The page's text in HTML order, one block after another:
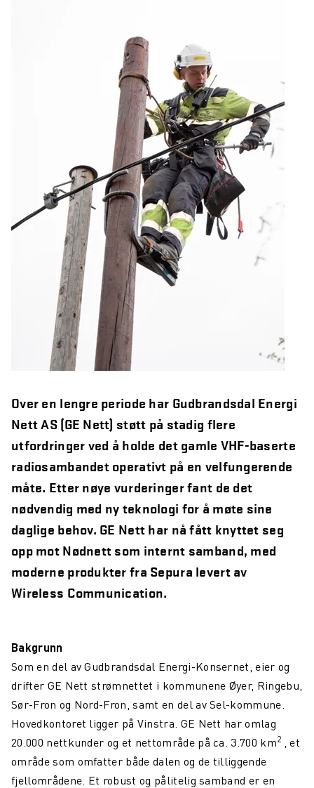
Northcom skal levere kommersielle radio- og 5G-
systemer til Forsvaret
Sepura SCL3 – håndterminal for virksomhetskritisk
INVISIO Link™ – trådløs intercom for maksimal mobilitet
og sikker kommunikasjon
Hedmarken brannvesen satser på moderne kommunikasjon
og bedre hørselvern
Rogaland Røde Kors velger Northcoms innsatsledekit
Kristiansand Brann og Redning satser på sikkerhet, INVISIO
rulles ut til både heltids- og deltidsstasjoner.
TETRA i et 10-årsperspektiv – hva skjer fremover?
Northcom News #6
Aars investerer i Northcom
Northcom News #5
Northcom vant ny rammeavtale med HDO
Northcom deltar på DALO Industry Days 2024
Avinor og Oslo Lufthavn: Sikrer God Hørsel og
Kommunikasjon i Støyfylte Miljøer
Northcom inngår partnerskap med Peplink og Starlink
Northcom og Nokia går sammen for å levere kritiske
kommunikasjonsnettverk
Northcom News #4
En datadrevet digital maritim revolusjon
Northcom deltar på OTD Energy 2023 i Stavanger
Over en lengre periode har Gudbrandsdal Energi
Nett AS (GE Nett) støtt på stadig flere
utfordringer ved å holde det gamle VHF-baserte
radiosambandet operativt på en velfungerende
måte. Etter nøye vurderinger fant de det
nødvendig med ny teknologi for å møte sine
daglige behov. GE Nett har nå fått knyttet seg
opp mot Nødnett som internt samband, med
moderne produkter fra Sepura levert av
Wireless Communication.
Bakgrunn
Som en del av Gudbrandsdal Energi-Konsernet, eier og
drifter GE Nett strømnettet i kommunene Øyer, Ringebu,
Sør-Fron og Nord-Fron, samt en del av Sel-kommune.
Hovedkontoret ligger på Vinstra. GE Nett har omlag
20.000 nettkunder og et nettområde på ca. 3.700 km2 , et
område som omfatter både dalen og de tilliggende
fjellområdene. Et robust og pålitelig samband er en